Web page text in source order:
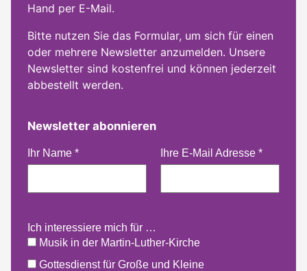
Hand per E-Mail.
Bitte nutzen Sie das Formular, um sich für einen
oder mehrere Newsletter anzumelden. Unsere
Newsletter sind kostenfrei und können jederzeit
abbestellt werden.
Newsletter abonnieren
Ihr Name * Ihre E-Mail Adresse *
Ich interessiere mich für …
Musik in der Martin-Luther-Kirche
Gottesdienst für Große und Kleine